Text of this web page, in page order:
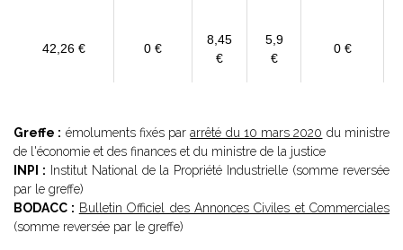
42,26 € 0 €
8,45
€
5,9
€
0 €
Greffe : émoluments fixés pararrêté du 10 mars 2020 du ministre
de l'économie et des finances et du ministre de la justice
INPI : Institut National de la Propriété Industrielle (somme reversée
par le greffe)
BODACC : Bulletin Officiel des Annonces Civiles et Commerciales
(somme reversée par le greffe)